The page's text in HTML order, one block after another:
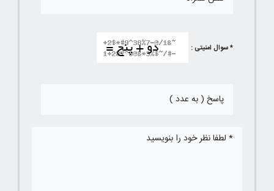
* سوال امنیتی :